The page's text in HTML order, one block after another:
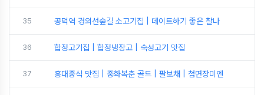
35 공덕역 경의선숲길 소고기집 | 데이트하기 좋은 찰나
36 합정고기집 | 합정냉장고 | 숙성고기 맛집
37 홍대중식 맛집 | 중화복춘 골드 | 팔보채 | 첨면장미엔